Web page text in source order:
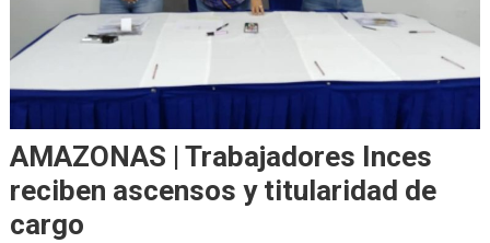
AMAZONAS | Trabajadores Inces
reciben ascensos y titularidad de
cargo